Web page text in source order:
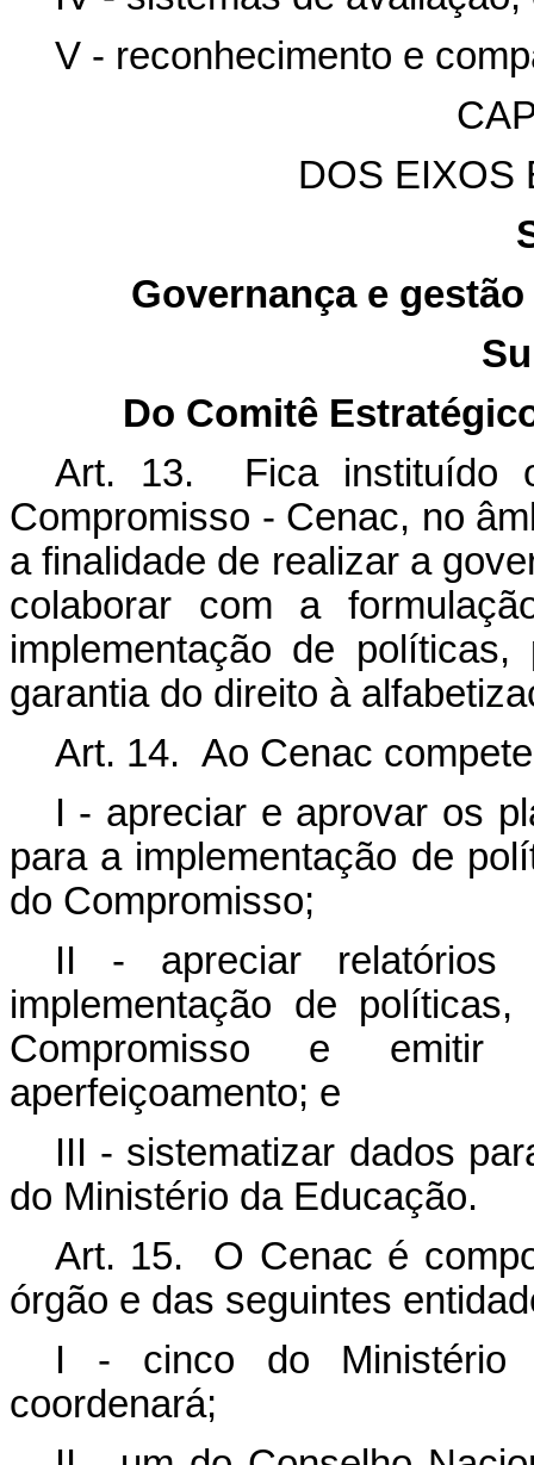
V - reconhecimento e
DOS EIXOS
Governança e
Do Comitê
Art. 13. Fica instituído
Compromisso - Cenac, no
a finalidade de realizar a
colaborar com a
implementação de
garantia do direito à
Art. 14. Ao Cenac
I - apreciar e aprovar os
para a implementação de
do Compromisso;
II - apreciar relatórios
implementação de
Compromisso e
aperfeiçoamento; e
III - sistematizar dados
do Ministério da Educação.
Art. 15. O Cenac é
órgão e das seguintes
I - cinco do Ministério
coordenará;